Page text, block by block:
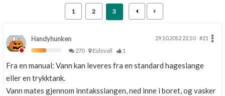
Skaff dokumentasjon som mangler
Kundeservice
Få svar på det du lurer på
1 2 3
Handyhunken 29.10.2012 22.10
#21
270
Eidsvoll 1
Fra en manual: Vann kan leveres fra en standard hageslange
eller en trykktank.
Vann mates gjennom inntaksslangen, ned inne i boret, og vasker